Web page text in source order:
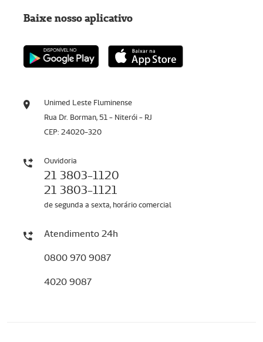
Unimed Leste Fluminense
Rua Dr. Borman, 51 - Niterói - RJ
CEP: 24020-320
Ouvidoria
21 3803-1120
21 3803-1121
de segunda a sexta, horário comercial
Atendimento 24h
0800 970 9087
4020 9087
Baixe nosso aplicativo